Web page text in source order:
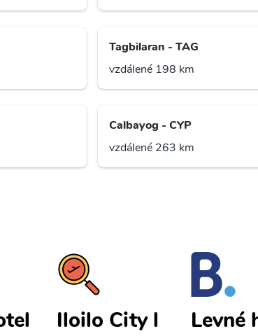
Tagbilaran - TAG
vzdálené 198 km
Calbayog - CYP
vzdálené 263 km
Iloilo City l
Levné